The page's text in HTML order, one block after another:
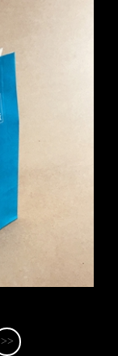
>>